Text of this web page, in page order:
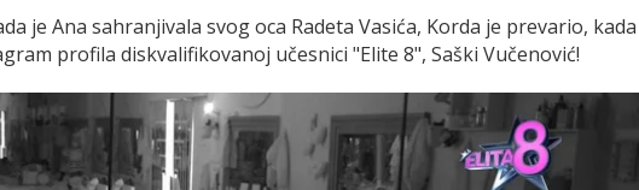
je Ana sahranjivala svog oca Radeta Vasića, Korda je prevario, kada
profila diskvalifikovanoj učesnici "Elite 8", Saški Vučenović!